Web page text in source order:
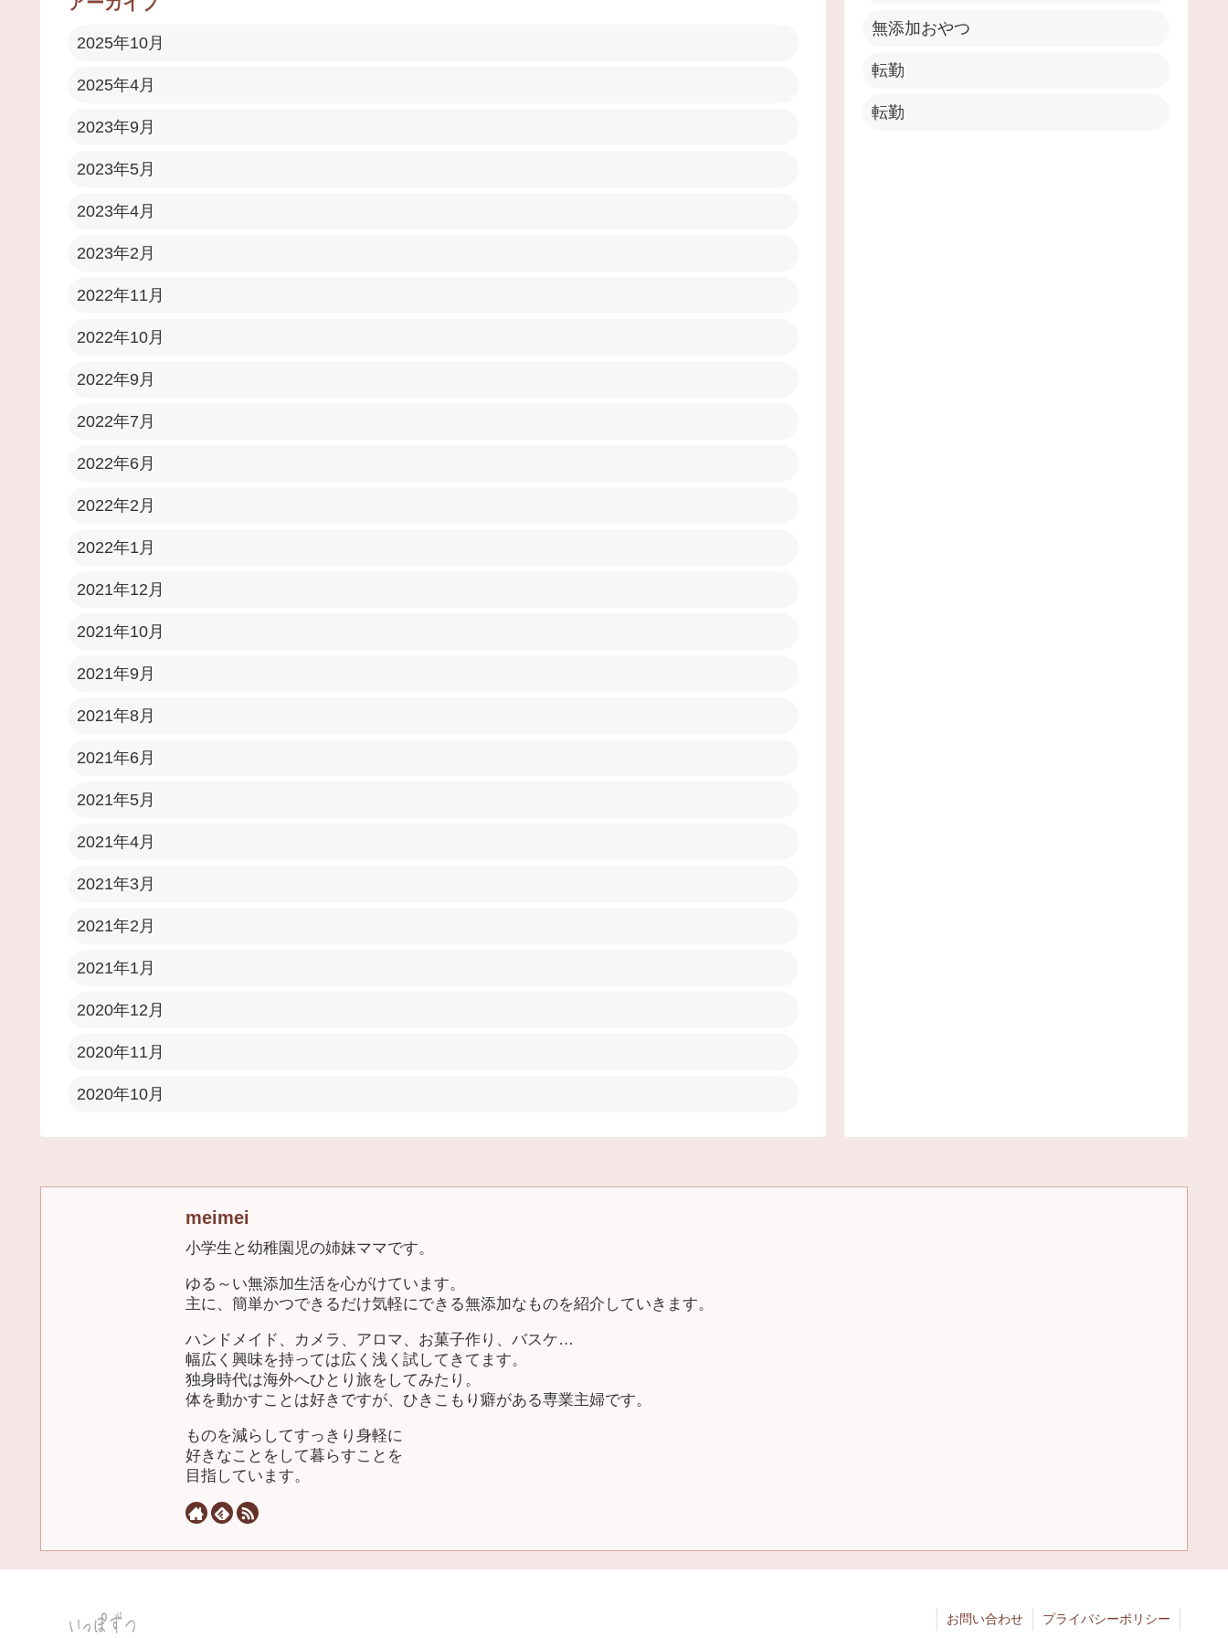
2025年10月
2025年4月
2023年9月
2023年5月
2023年4月
2023年2月
2022年11月
2022年10月
2022年9月
2022年7月
2022年6月
2022年2月
2022年1月
2021年12月
2021年10月
2021年9月
2021年8月
2021年6月
2021年5月
2021年4月
2021年3月
2021年2月
2021年1月
2020年12月
2020年11月
2020年10月
無添加おやつ
転勤
転勤
meimei
小学生と幼稚園児の姉妹ママです。
ゆる～い無添加生活を心がけています。
主に、簡単かつできるだけ気軽にできる無添加なものを紹介していきます。
ハンドメイド、カメラ、アロマ、お菓子作り、バスケ…
幅広く興味を持っては広く浅く試してきてます。
独身時代は海外へひとり旅をしてみたり。
体を動かすことは好きですが、ひきこもり癖がある専業主婦です。
ものを減らしてすっきり身軽に
好きなことをして暮らすことを
目指しています。
お問い合わせ プライバシーポリシー